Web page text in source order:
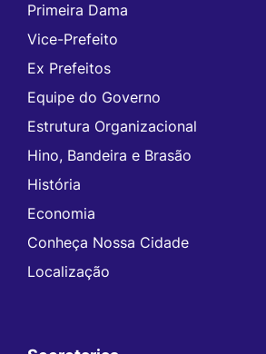
Primeira Dama
Vice-Prefeito
Ex Prefeitos
Equipe do Governo
Estrutura Organizacional
Hino, Bandeira e Brasão
História
Economia
Conheça Nossa Cidade
Localização